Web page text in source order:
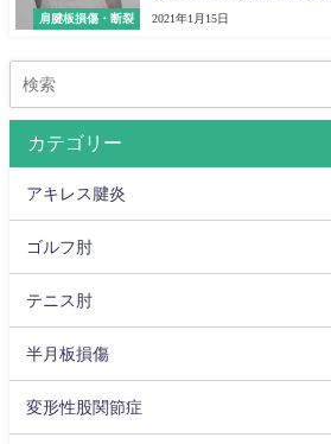
肩腱板損傷・断裂 2021年1月15日
カテゴリー
アキレス腱炎
ゴルフ肘
テニス肘
半月板損傷
変形性股関節症